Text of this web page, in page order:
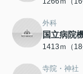
外科
国立病院
1413ｍ（18
寺院・神社